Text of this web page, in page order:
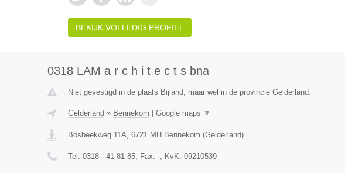
BEKIJK VOLLEDIG PROFIEL
0318 LAM a r c h i t e c t s bna
Niet gevestigd in de plaats Bijland, maar wel in de provincie Gelderland.
Gelderland » Bennekom Google maps ▼
Bosbeekweg 11A, 6721 MH Bennekom (Gelderland)
Tel: 0318 - 41 81 85, Fax: -, KvK: 09210539